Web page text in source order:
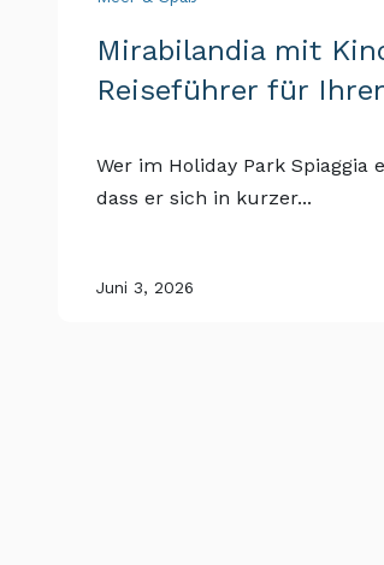
Mirabilandia mit
Reiseführer für
Wer im Holiday Park
dass er sich in kurzer...
Juni 3, 2026